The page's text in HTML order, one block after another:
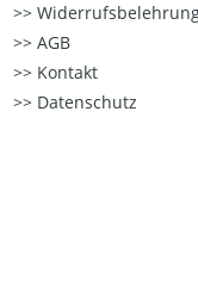
AGB
Kontakt
Datenschutz